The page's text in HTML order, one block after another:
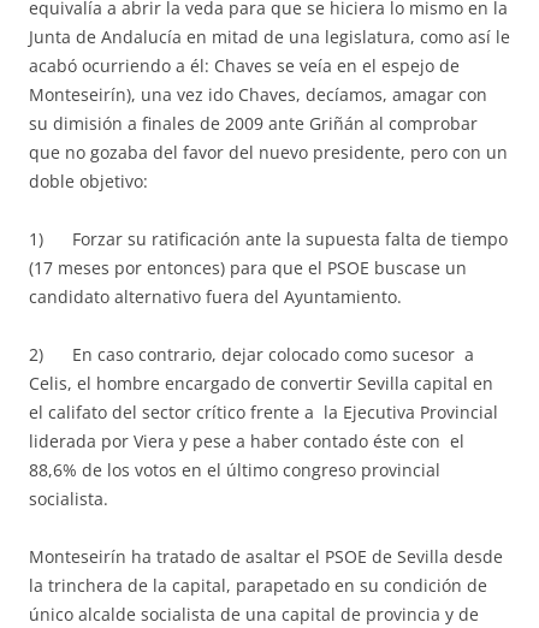
equivalía a abrir la veda para que se hiciera lo mismo en la
Junta de Andalucía en mitad de una legislatura, como así le
acabó ocurriendo a él: Chaves se veía en el espejo de
Monteseirín), una vez ido Chaves, decíamos, amagar con
su dimisión a finales de 2009 ante Griñán al comprobar
que no gozaba del favor del nuevo presidente, pero con un
doble objetivo:
1) Forzar su ratificación ante la supuesta falta de tiempo
(17 meses por entonces) para que el PSOE buscase un
candidato alternativo fuera del Ayuntamiento.
2) En caso contrario, dejar colocado como sucesor a
Celis, el hombre encargado de convertir Sevilla capital en
el califato del sector crítico frente a la Ejecutiva Provincial
liderada por Viera y pese a haber contado éste con el
88,6% de los votos en el último congreso provincial
socialista.
Monteseirín ha tratado de asaltar el PSOE de Sevilla desde
la trinchera de la capital, parapetado en su condición de
único alcalde socialista de una capital de provincia y de